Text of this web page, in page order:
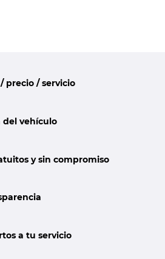
precio / servicio
del vehículo
y sin compromiso
a tu servicio